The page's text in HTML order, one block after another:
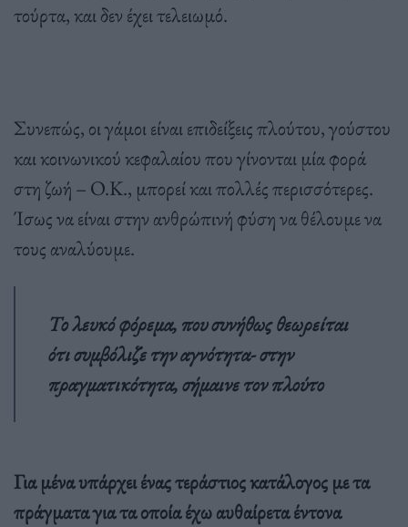
τούρτα, και δεν έχει τελειωμό.
Συνεπώς, οι γάμοι είναι επιδείξεις πλούτου, γούστου
και κοινωνικού κεφαλαίου που γίνονται μία φορά
στη ζωή – O.K., μπορεί και πολλές περισσότερες.
Ίσως να είναι στην ανθρώπινή φύση να θέλουμε να
τους αναλύουμε.
Tο λευκό φόρεμα, που συνήθως θεωρείται
ότι συμβόλιζε την αγνότητα- στην
πραγματικότητα, σήμαινε τον πλούτο
Για μένα υπάρχει ένας τεράστιος κατάλογος με τα
πράγματα για τα οποία έχω αυθαίρετα έντονα